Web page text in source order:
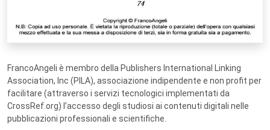
FrancoAngeli è membro della Publishers International Linking
Association, Inc (PILA), associazione indipendente e non profit per
facilitare (attraverso i servizi tecnologici implementati da
CrossRef.org) l’accesso degli studiosi ai contenuti digitali nelle
pubblicazioni professionali e scientifiche.